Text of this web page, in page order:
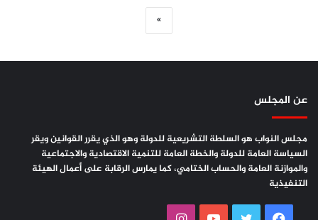
»
عن المجلس
مجلس النواب هو السلطة التشريعية للدولة وهو الذي يقرر القوانين ويقر
السياسة العامة للدولة والخطة العامة للتنمية الاقتصادية والاجتماعية
والموازنة العامة والحساب الختامي، كما يمارس الرقابة على أعمال الهيئة
التنفيذية